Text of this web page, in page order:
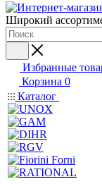
Широкий
Избранные
Корзина 0
Каталог